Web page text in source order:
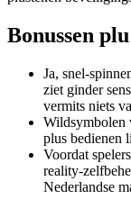
Bonussen
Ja, snel-
ziet ginder
vermits niets
Wildsymbolen
plus bedienen
Voordat
reality-
Nederlandse